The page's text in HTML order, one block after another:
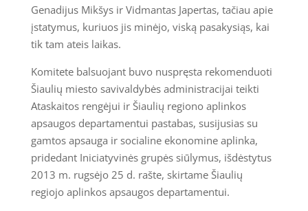
Genadijus Mikšys ir Vidmantas Japertas, tačiau apie
įstatymus, kuriuos jis minėjo, viską pasakysiąs, kai
tik tam ateis laikas.
Komitete balsuojant buvo nuspręsta rekomenduoti
Šiaulių miesto savivaldybės administracijai teikti
Ataskaitos rengėjui ir Šiaulių regiono aplinkos
apsaugos departamentui pastabas, susijusias su
gamtos apsauga ir socialine ekonomine aplinka,
pridedant Iniciatyvinės grupės siūlymus, išdėstytus
2013 m. rugsėjo 25 d. rašte, skirtame Šiaulių
regiojo aplinkos apsaugos departamentui.